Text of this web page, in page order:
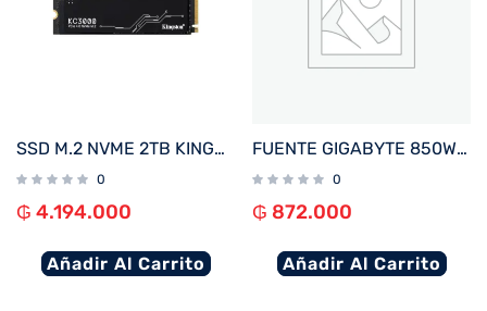
SSD M.2 NVME 2TB KINGSTON KC3000 SKC3000D/2048G 7000/7000 PCIE 4.0
0
₲ 4.194.000
Añadir Al Carrito
FUENTE GIGABYTE 850W 80PLUS GOLD FULL MODULAR BIVOLT GP-UD850GM
0
₲ 872.000
Añadir Al Carrito